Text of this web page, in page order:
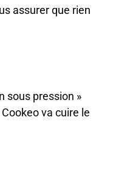
assurer que rien
sous pression »
va cuire le